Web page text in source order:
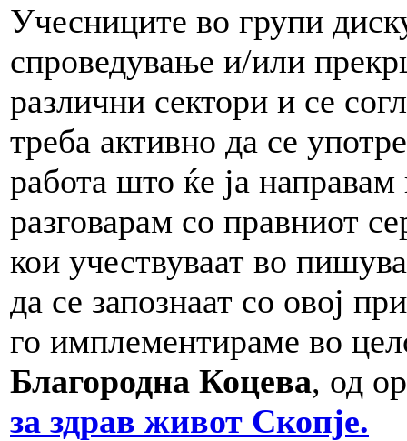
Учесниците во групи
спроведување и/или
различни сектори и се
треба активно да се
работа што ќе ја
разговарам со правниот
кои учествуваат во
да се запознаат со овој
го имплементираме во
Благородна Коцева, од
за здрав живот Скопје.